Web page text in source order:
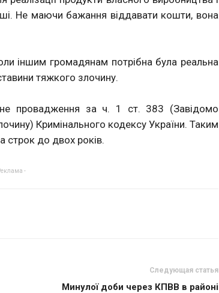
Не маючи бажання віддавати кошти, вона
іншим громадянам потрібна була реальна
тяжкого злочину.
провадження за ч. 1 ст. 383 (Завідомо
Кримінального кодексу України. Таким
строк до двох років.
-
Следующая статья
Минулої доби через КПВВ в районі